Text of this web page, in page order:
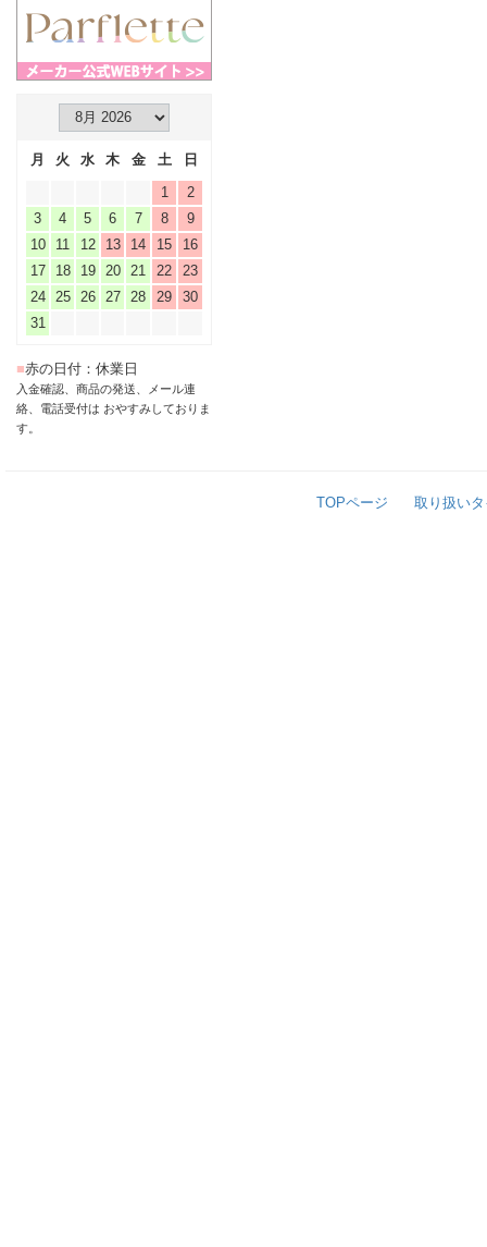
月 火 水 木 金 土
日
1
2
3
4 5 6 7 8
9
10
11 12 13 14 15
16
17
18 19 20 21 22
23
24
25 26 27 28 29
30
31
■赤の日付：休業日
入金確認、商品の発送、メール連
絡、電話受付は おやすみしておりま
す。
TOPページ 取り扱い